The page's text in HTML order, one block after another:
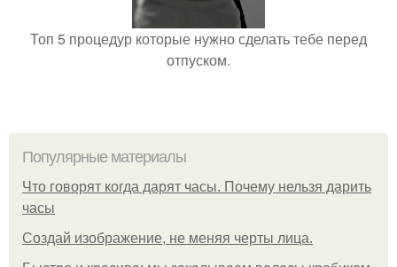
Топ 5 процедур которые нужно сделать тебе перед
отпуском.
Популярные материалы
Что говорят когда дарят часы. Почему нельзя дарить
часы
Создай изображение, не меняя черты лица.